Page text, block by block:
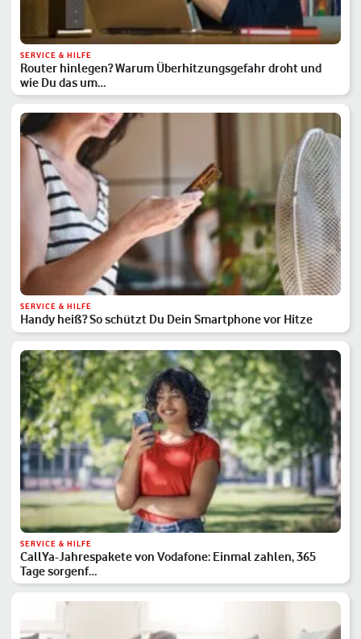
SERVICE & HILFE
Router hinlegen? Warum Überhitzungsgefahr droht und
wie Du das um…
SERVICE & HILFE
Handy heiß? So schützt Du Dein Smartphone vor Hitze
SERVICE & HILFE
CallYa-Jahrespakete von Vodafone: Einmal zahlen, 365
Tage sorgenf…